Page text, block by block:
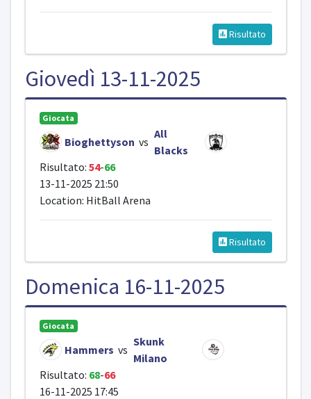
Risultato
Giovedì 13-11-2025
Giocata
Bioghettyson vs
All
Blacks
Risultato: 54-66
13-11-2025 21:50
Location: HitBall Arena
Risultato
Domenica 16-11-2025
Giocata
Hammers vs
Skunk
Milano
Risultato: 68-66
16-11-2025 17:45